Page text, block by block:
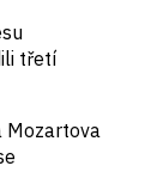
třetí
Mozartova